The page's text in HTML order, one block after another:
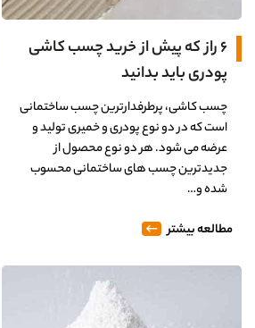
۶ راز که پیش از خرید چسب کاشی
پودری باید بدانید
چسب کاشی، پرطرفدارترین چسب ساختمانی
است که در دو نوع پودری و خمیری تولید و
عرضه می شود. هر دو نوع محصول از
جدیدترین چسب های ساختمانی محسوب
شده و…
مطالعه بیشتر